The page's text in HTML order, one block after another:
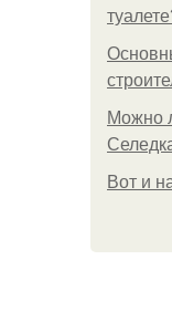
Можно
Boт и